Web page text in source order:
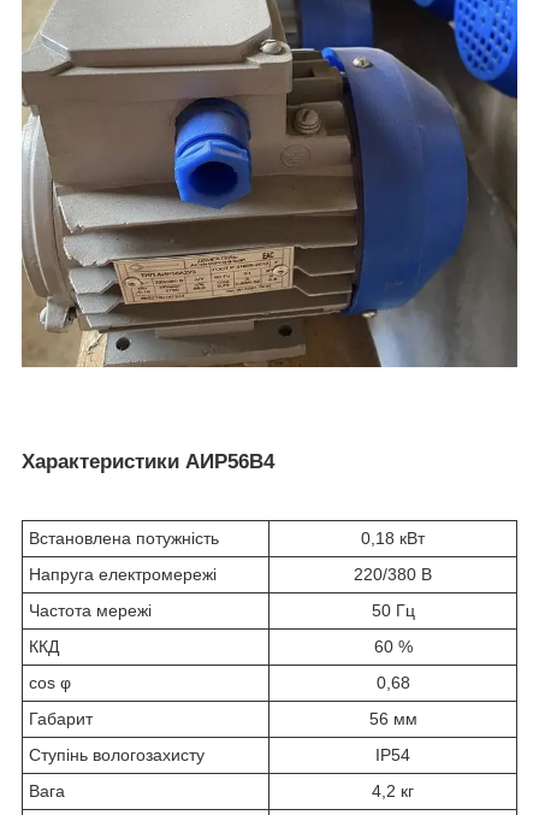
Характеристики АИР56В4
Встановлена потужність
0,18 кВт
Напруга електромережі
220/380 В
Частота мережі
50 Гц
ККД
60 %
cos φ
0,68
Габарит
56 мм
Ступінь вологозахисту
IP54
Вага
4,2 кг